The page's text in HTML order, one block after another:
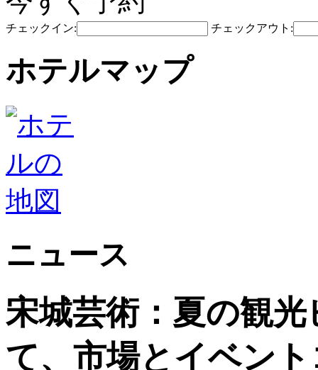
チェックイン: チェックアウト:
ホテルマップ
ニュース
宋城芸術：夏の観
て、市場とイベン